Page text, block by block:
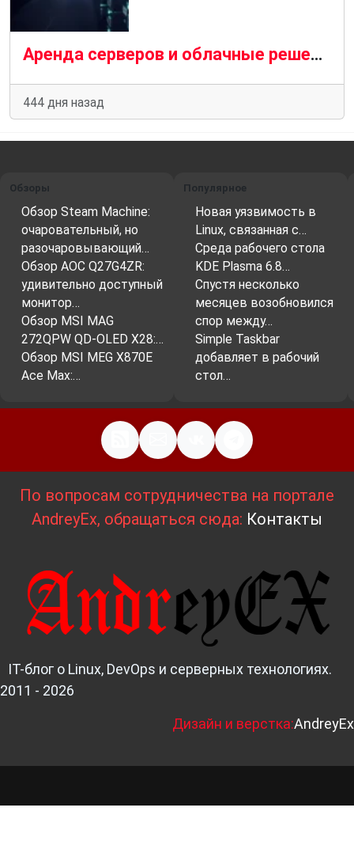
Аренда серверов и облачные решения премиум-класса в 2025 году: технологии нового уровня
444 дня назад
Обзоры
Обзор Steam Machine:
очаровательный, но
разочаровывающий…
Обзор AOC Q27G4ZR:
удивительно доступный
монитор…
Обзор MSI MAG
272QPW QD-OLED X28:…
Обзор MSI MEG X870E
Ace Max:…
Популярное
Новая уязвимость в
Linux, связанная с…
Среда рабочего стола
KDE Plasma 6.8…
Спустя несколько
месяцев возобновился
спор между…
Simple Taskbar
добавляет в рабочий
стол…
По вопросам сотрудничества на портале
AndreyEx, обращаться сюда: Контакты
IT-блог о Linux, DevOps и серверных технологиях.
2011 - 2026
Дизайн и верстка:AndreyEx